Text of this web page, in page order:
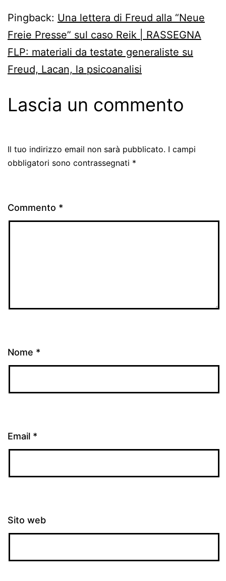
Pingback: Una lettera di Freud alla “Neue
Freie Presse” sul caso Reik | RASSEGNA
FLP: materiali da testate generaliste su
Freud, Lacan, la psicoanalisi
Lascia un commento
Il tuo indirizzo email non sarà pubblicato. I campi
obbligatori sono contrassegnati *
Commento *
Nome *
Email *
Sito web